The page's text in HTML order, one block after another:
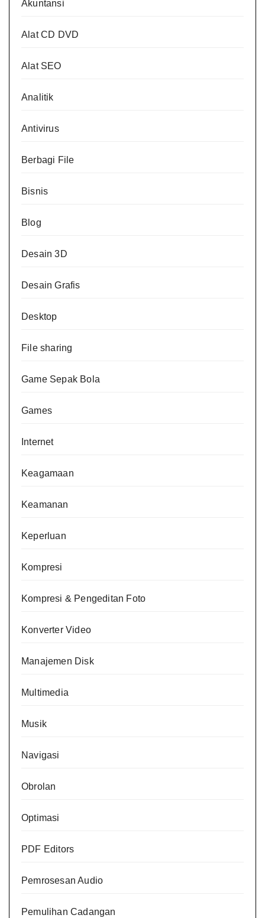
Akuntansi
Alat CD DVD
Alat SEO
Analitik
Antivirus
Berbagi File
Bisnis
Blog
Desain 3D
Desain Grafis
Desktop
File sharing
Game Sepak Bola
Games
Internet
Keagamaan
Keamanan
Keperluan
Kompresi
Kompresi & Pengeditan Foto
Konverter Video
Manajemen Disk
Multimedia
Musik
Navigasi
Obrolan
Optimasi
PDF Editors
Pemrosesan Audio
Pemulihan Cadangan